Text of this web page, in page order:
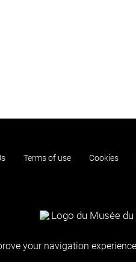
Terms of use Cookies
your navigation